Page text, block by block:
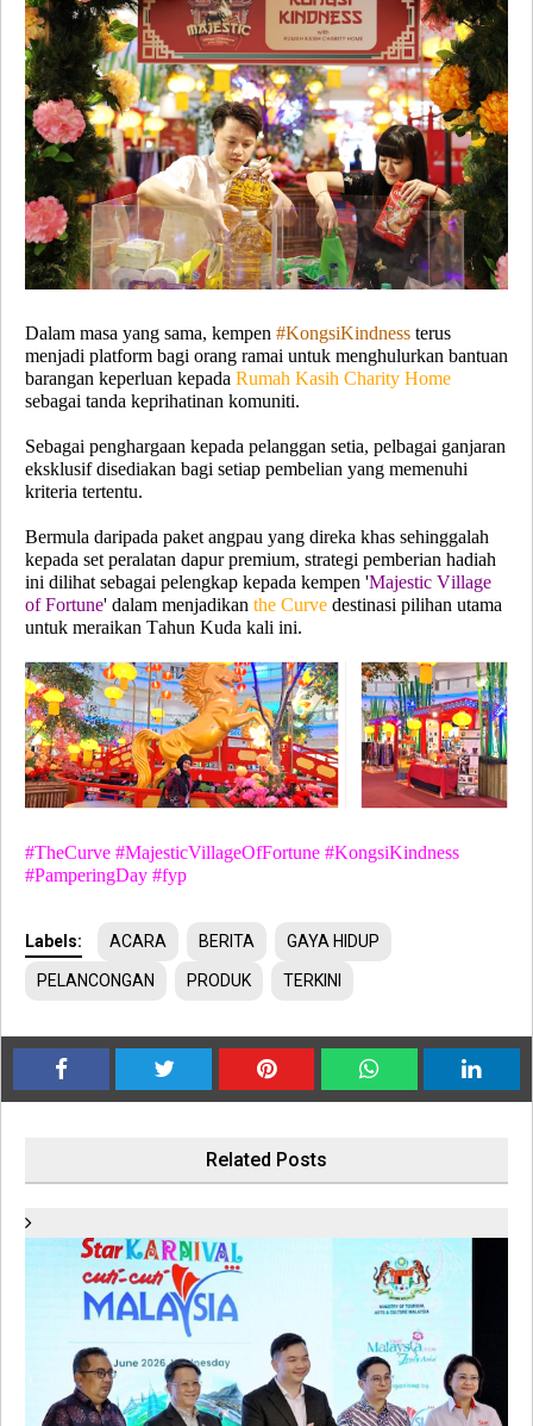
Dalam masa yang sama, kempen #KongsiKindness terus
menjadi platform bagi orang ramai untuk menghulurkan bantuan
barangan keperluan kepada Rumah Kasih Charity Home
sebagai tanda keprihatinan komuniti.
Sebagai penghargaan kepada pelanggan setia, pelbagai ganjaran
eksklusif disediakan bagi setiap pembelian yang memenuhi
kriteria tertentu.
Bermula daripada paket angpau yang direka khas sehinggalah
kepada set peralatan dapur premium, strategi pemberian hadiah
ini dilihat sebagai pelengkap kepada kempen 'Majestic Village
of Fortune' dalam menjadikan the Curve destinasi pilihan utama
untuk meraikan Tahun Kuda kali ini.
#TheCurve #MajesticVillageOfFortune #KongsiKindness
#PamperingDay #fyp
Labels: ACARA BERITA GAYA HIDUP
PELANCONGAN PRODUK TERKINI
Related Posts